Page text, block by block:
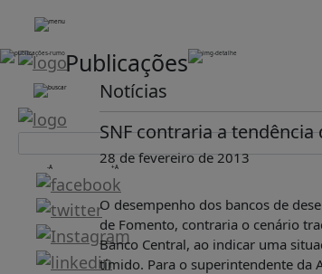
HOME
INSTITUCIONAL
ABDE
ORGANOGRAMA
COMISSÕES
TEMÁTICAS
SISTEMA
NACIONAL
-A +A
Publicações
Notícias
SNF contraria a
28 de fevereiro de 2013
O desempenho dos bancos de
de Fomento, contraria o cenário
Banco Central, ao indicar uma
tímido. Para o superintendente da